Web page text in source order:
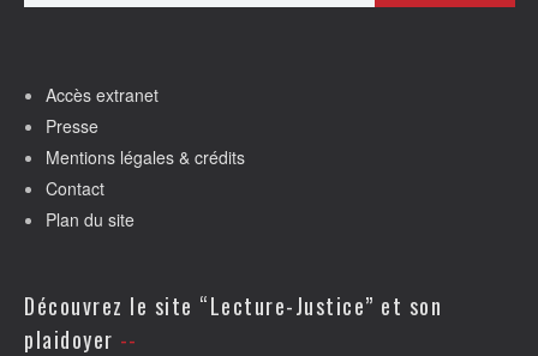
Accès extranet
Presse
Mentions légales & crédits
Contact
Plan du site
Découvrez le site “Lecture-Justice” et son
plaidoyer